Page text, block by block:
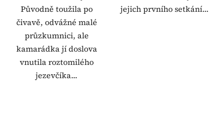
Původně toužila po
čivavě, odvážné malé
průzkumnici, ale
kamarádka jí doslova
vnutila roztomilého
jezevčíka...
jejich prvního setkání...